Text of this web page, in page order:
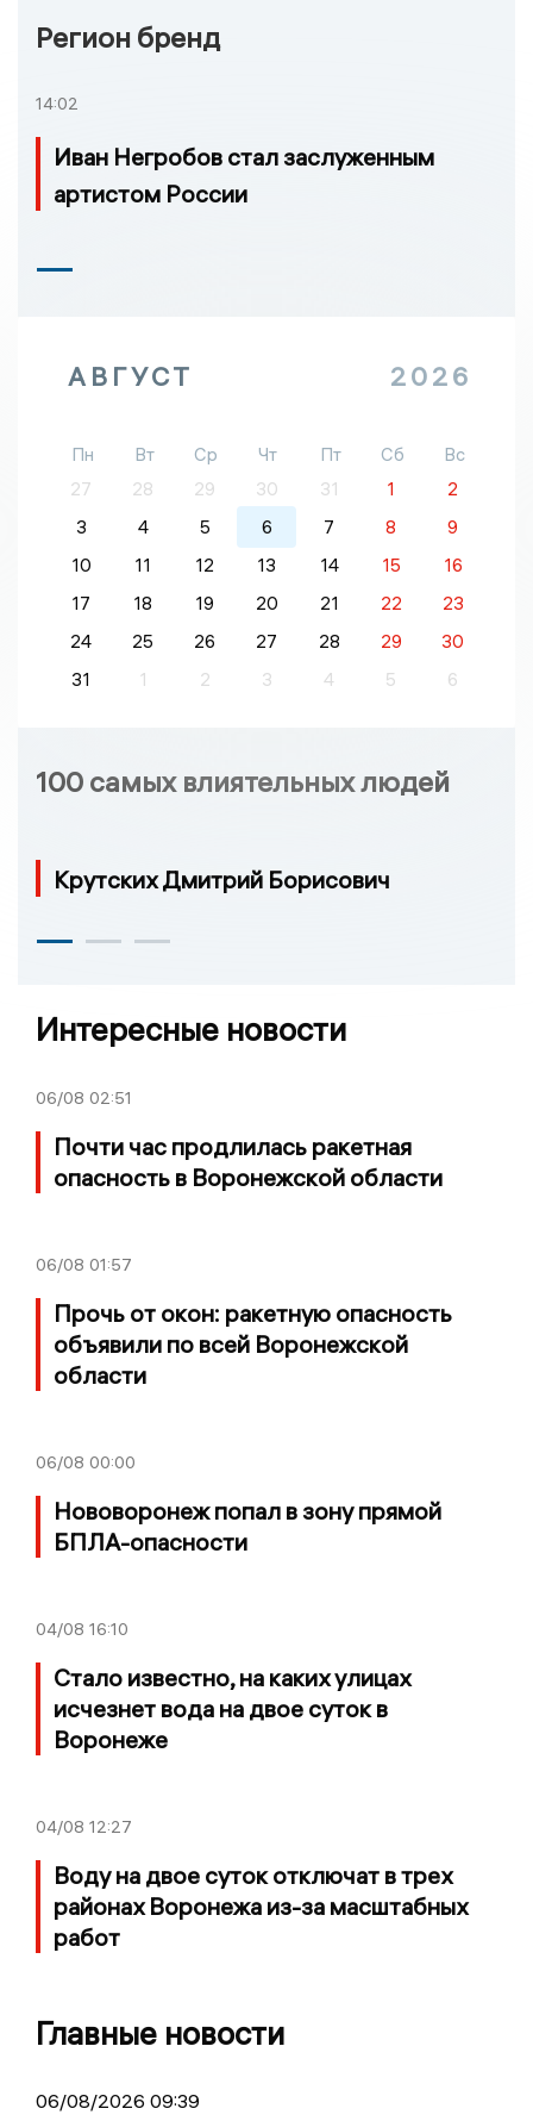
Регион бренд
14:02
Иван Негробов стал заслуженным
артистом России
АВГУСТ 2026
Пн Вт Ср Чт Пт Сб
Вс
27
28 29 30 31 1
2
3
4 5 6 7 8
9
10
11 12 13 14 15
16
17
18 19 20 21 22
23
24
25 26 27 28 29
30
31
1 2 3 4 5 6
100 самых влиятельных людей
Крутских Дмитрий Борисович
Интересные новости
06/08 02:51
Почти час продлилась ракетная
опасность в Воронежской области
06/08 01:57
Прочь от окон: ракетную опасность
объявили по всей Воронежской
области
06/08 00:00
Нововоронеж попал в зону прямой
БПЛА-опасности
04/08 16:10
Стало известно, на каких улицах
исчезнет вода на двое суток в
Воронеже
04/08 12:27
Воду на двое суток отключат в трех
районах Воронежа из-за масштабных
работ
Главные новости
06/08/2026 09:39